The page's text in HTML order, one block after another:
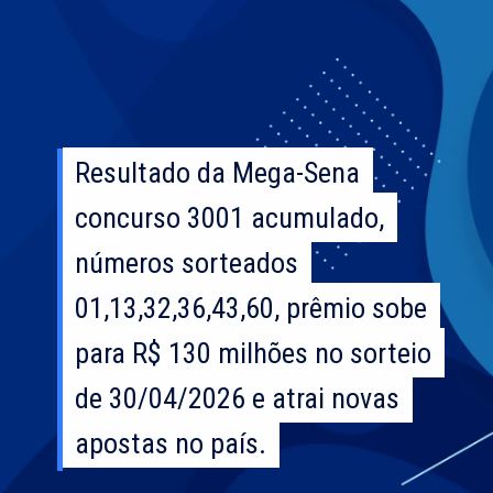
Resultado da Mega-Sena
concurso 3001 acumulado,
números sorteados
01,13,32,36,43,60, prêmio sobe
para R$ 130 milhões no sorteio
de 30/04/2026 e atrai novas
apostas no país.
Resultado da Mega-Sena
concurso 3001 acumulado,
números sorteados
01,13,32,36,43,60, prêmio sobe
para R$ 130 milhões no sorteio
de 30/04/2026 e atrai novas
apostas no país.